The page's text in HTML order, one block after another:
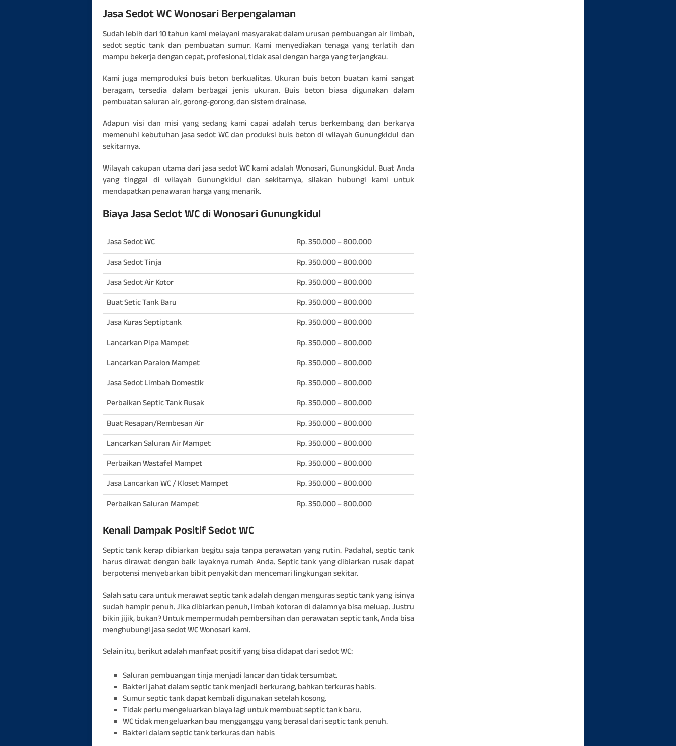
Jasa Sedot WC Wonosari Berpengalaman
Sudah lebih dari 10 tahun kami melayani masyarakat dalam urusan pembuangan air limbah,
sedot septic tank dan pembuatan sumur. Kami menyediakan tenaga yang terlatih dan
mampu bekerja dengan cepat, profesional, tidak asal dengan harga yang terjangkau.
Kami juga memproduksi buis beton berkualitas. Ukuran buis beton buatan kami sangat
beragam, tersedia dalam berbagai jenis ukuran. Buis beton biasa digunakan dalam
pembuatan saluran air, gorong-gorong, dan sistem drainase.
Adapun visi dan misi yang sedang kami capai adalah terus berkembang dan berkarya
memenuhi kebutuhan jasa sedot WC dan produksi buis beton di wilayah Gunungkidul dan
sekitarnya.
Wilayah cakupan utama dari jasa sedot WC kami adalah Wonosari, Gunungkidul. Buat Anda
yang tinggal di wilayah Gunungkidul dan sekitarnya, silakan hubungi kami untuk
mendapatkan penawaran harga yang menarik.
Biaya Jasa Sedot WC di Wonosari Gunungkidul
Jasa Sedot WC
Rp. 350.000 – 800.000
Jasa Sedot Tinja
Rp. 350.000 – 800.000
Jasa Sedot Air Kotor
Rp. 350.000 – 800.000
Buat Setic Tank Baru
Rp. 350.000 – 800.000
Jasa Kuras Septiptank
Rp. 350.000 – 800.000
Lancarkan Pipa Mampet
Rp. 350.000 – 800.000
Lancarkan Paralon Mampet
Rp. 350.000 – 800.000
Jasa Sedot Limbah Domestik
Rp. 350.000 – 800.000
Perbaikan Septic Tank Rusak
Rp. 350.000 – 800.000
Buat Resapan/Rembesan Air
Rp. 350.000 – 800.000
Lancarkan Saluran Air Mampet
Rp. 350.000 – 800.000
Perbaikan Wastafel Mampet
Rp. 350.000 – 800.000
Jasa Lancarkan WC / Kloset Mampet
Rp. 350.000 – 800.000
Perbaikan Saluran Mampet
Rp. 350.000 – 800.000
Kenali Dampak Positif Sedot WC
Septic tank kerap dibiarkan begitu saja tanpa perawatan yang rutin. Padahal, septic tank
harus dirawat dengan baik layaknya rumah Anda. Septic tank yang dibiarkan rusak dapat
berpotensi menyebarkan bibit penyakit dan mencemari lingkungan sekitar.
Salah satu cara untuk merawat septic tank adalah dengan menguras septic tank yang isinya
sudah hampir penuh. Jika dibiarkan penuh, limbah kotoran di dalamnya bisa meluap. Justru
bikin jijik, bukan? Untuk mempermudah pembersihan dan perawatan septic tank, Anda bisa
menghubungi jasa sedot WC Wonosari kami.
Selain itu, berikut adalah manfaat positif yang bisa didapat dari sedot WC:
Saluran pembuangan tinja menjadi lancar dan tidak tersumbat.
Bakteri jahat dalam septic tank menjadi berkurang, bahkan terkuras habis.
Sumur septic tank dapat kembali digunakan setelah kosong.
Tidak perlu mengeluarkan biaya lagi untuk membuat septic tank baru.
WC tidak mengeluarkan bau mengganggu yang berasal dari septic tank penuh.
Bakteri dalam septic tank terkuras dan habis